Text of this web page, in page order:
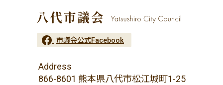
市議会公式Facebook
Address
866-8601 熊本県八代市松江城町1-25